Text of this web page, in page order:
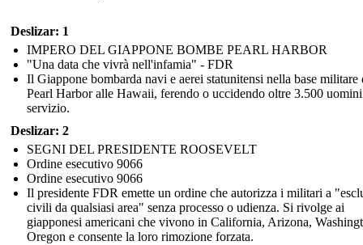
Deslizar: 1
IMPERO DEL GIAPPONE BOMBE PEARL HARBOR
"Una data che vivrà nell'infamia" - FDR
Il Giappone bombarda navi e aerei statunitensi nella base militare
Pearl Harbor alle Hawaii, ferendo o uccidendo oltre 3.500
servizio.
Deslizar: 2
SEGNI DEL PRESIDENTE ROOSEVELT
Ordine esecutivo 9066
Ordine esecutivo 9066
Il presidente FDR emette un ordine che autorizza i militari a
civili da qualsiasi area" senza processo o udienza. Si rivolge ai
giapponesi americani che vivono in California, Arizona,
Oregon e consente la loro rimozione forzata.